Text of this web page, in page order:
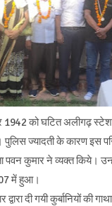
1942 को घटित अलीगढ़
पुलिस ज्यादती के कारण इस
कुमार ने व्यक्त किये।
में हुआ।
दी गयी कुर्बानियों